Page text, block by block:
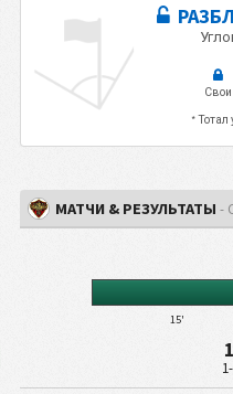
Свои
*
МАТЧИ & РЕЗУЛЬТАТЫ -
15'